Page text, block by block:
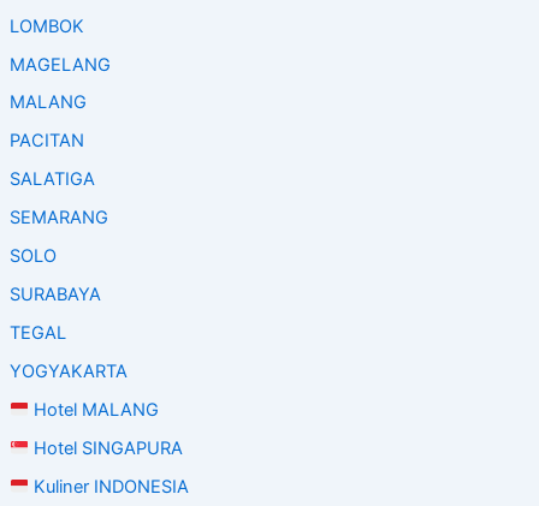
LOMBOK
MAGELANG
MALANG
PACITAN
SALATIGA
SEMARANG
SOLO
SURABAYA
TEGAL
YOGYAKARTA
Hotel MALANG
Hotel SINGAPURA
Kuliner INDONESIA